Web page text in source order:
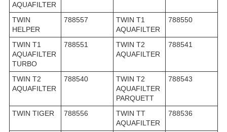
AQUAFILTER
TWIN
HELPER
788557
TWIN T1
AQUAFILTER
788550
TWIN T1
AQUAFILTER
TURBO
788551
TWIN T2
AQUAFILTER
788541
TWIN T2
AQUAFILTER
788540
TWIN T2
AQUAFILTER
PARQUETT
788543
TWIN TIGER 788556
TWIN TT
AQUAFILTER
788536